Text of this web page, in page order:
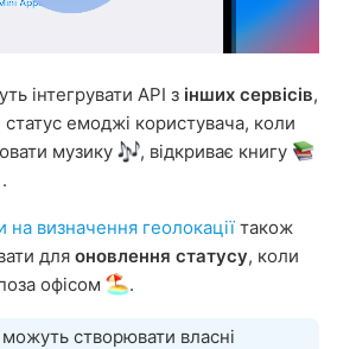
інтегрувати API з інших сервісів,
емоджі користувача, коли
музику
, відкриває книгу
.
на визначення геолокації також
для оновлення статусу, коли
офісом .
створювати власні